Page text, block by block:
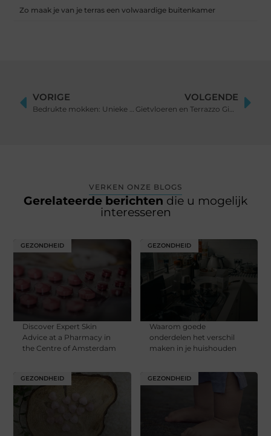
Zo maak je van je terras een volwaardige buitenkamer
VORIGE
Bedrukte mokken: Unieke geschenken en promotiemateriaal
VOLGENDE
Gietvloeren en Terrazzo Gietvloeren: Stijlvolle en Duurzame Vloeropties
VERKEN ONZE BLOGS
Gerelateerde berichten die u mogelijk
interesseren
GEZONDHEID
Discover Expert Skin
Advice at a Pharmacy in
the Centre of Amsterdam
GEZONDHEID
Waarom goede
onderdelen het verschil
maken in je huishouden
GEZONDHEID GEZONDHEID